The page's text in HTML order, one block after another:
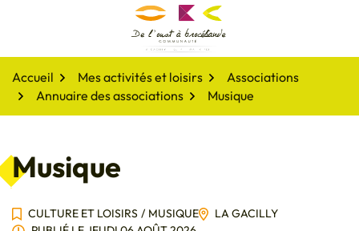
De l'oust à Brocéliande
Accueil Mes activités et loisirs
Associations
Annuaire des associations
Musique
Musique
CULTURE ET LOISIRS / MUSIQUE
LA GACILLY